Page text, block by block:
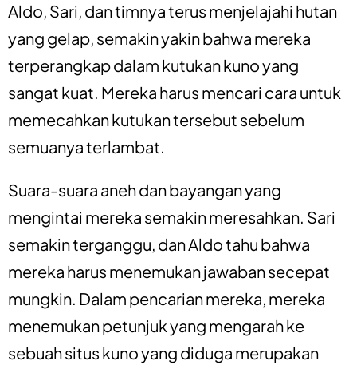
Aldo, Sari, dan timnya terus menjelajahi hutan
yang gelap, semakin yakin bahwa mereka
terperangkap dalam kutukan kuno yang
sangat kuat. Mereka harus mencari cara untuk
memecahkan kutukan tersebut sebelum
semuanya terlambat.
Suara-suara aneh dan bayangan yang
mengintai mereka semakin meresahkan. Sari
semakin terganggu, dan Aldo tahu bahwa
mereka harus menemukan jawaban secepat
mungkin. Dalam pencarian mereka, mereka
menemukan petunjuk yang mengarah ke
sebuah situs kuno yang diduga merupakan